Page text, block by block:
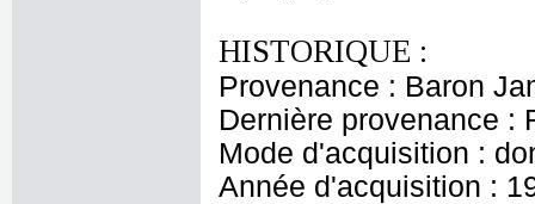
HISTORIQUE :
Provenance : Baron
Dernière provenance :
Mode d'acquisition :
Année d'acquisition :